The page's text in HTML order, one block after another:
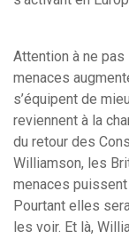
Attention à ne pas
menaces
s’équipent de
reviennent à la
du retour des
Williamson, les
menaces
Pourtant elles
les voir. Et là,